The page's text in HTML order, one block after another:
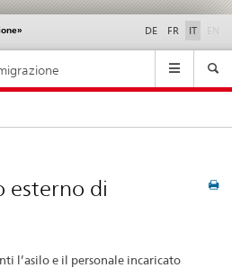
DE FR IT
esterno di
l’asilo e il personale incaricato